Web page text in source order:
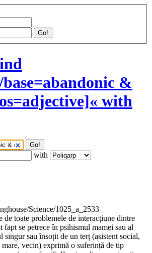
Go!
&
with
Go!
with
Science/1025_a_2533
de toate problemele de interacțiune dintre
fapt se petrece în psihismul mamei sau al
sau însoțit de un terț (asistent social,
vecin) exprimă o suferință de tip